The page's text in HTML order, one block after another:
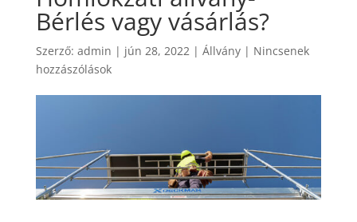
Bérlés vagy vásárlás?
Szerző: admin | jún 28, 2022| Állvány| Nincsenek
hozzászólások